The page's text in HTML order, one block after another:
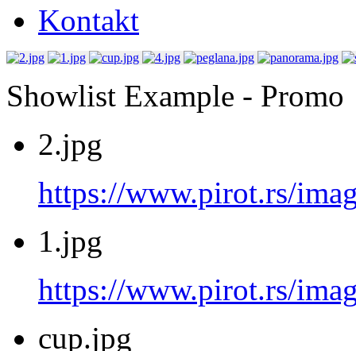
Kontakt
Showlist Example - Promo
2.jpg
https://www.pirot.rs/
1.jpg
https://www.pirot.rs/
cup.jpg